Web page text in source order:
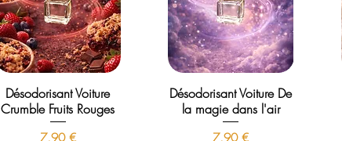
Désodorisant Voiture
Crumble Fruits Rouges
Prix
Désodorisant Voiture De
la magie dans l'air
Prix